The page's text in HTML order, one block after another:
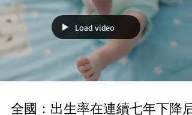
Load video
全國：出生率在連續七年下降后